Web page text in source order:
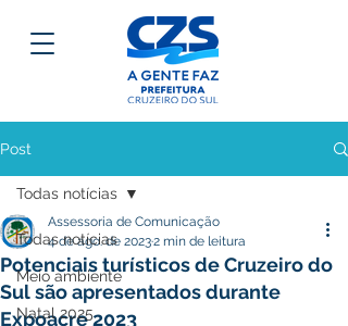
Post
Todas notícias
Meio ambiente
Natal 2025
Todas notícias
Potenciais turísticos de Cruzeiro do
Sul são apresentados durante
Expoacre 2023
Assessoria de Comunicação
4 de ago. de 20232 min de leitura